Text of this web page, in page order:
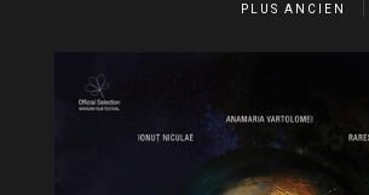
PLUS ANCIEN